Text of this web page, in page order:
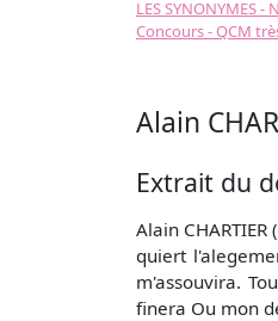
LES SYNONYMES -
Concours - QCM
Alain
Extrait du
Alain
quiert
m'assouvira.
finera Ou mon